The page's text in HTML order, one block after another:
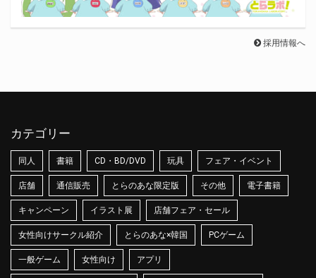
採用情報へ
カテゴリー
同人 書籍 CD・BD/DVD 玩具 フェア・イベント
店舗 通信販売 とらのあな限定版 その他 電子書籍
キャンペーン イラスト展 店舗フェア・セール
女性向けサークル紹介 とらのあな×韓国 PCゲーム
一般ゲーム 女性向け アプリ